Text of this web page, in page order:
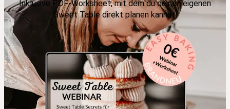
Inklusive PDF-Worksheet, mit dem du deinen eigenen
Sweet Table direkt planen kannst.